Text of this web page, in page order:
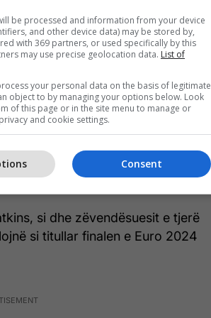
Holandës
e parë, ata duhej të thithnin
dhe më pas godisnin kur ishte
të dy të jashtëzakonshëm gjatë
të shkruajë emrin e tij në librat e
rezultati të dielën.
si dhe zëvendësuesit e tjerë
si titullar finalen e Euro 2024
be processed and information from your device
and other device data) may be stored by,
with 369 partners, or used specifically by this
may use precise geolocation data. List of
your personal data on the basis of legitimate
object to by managing your options below. Look
of this page or in the site menu to manage or
and cookie settings.
Consent